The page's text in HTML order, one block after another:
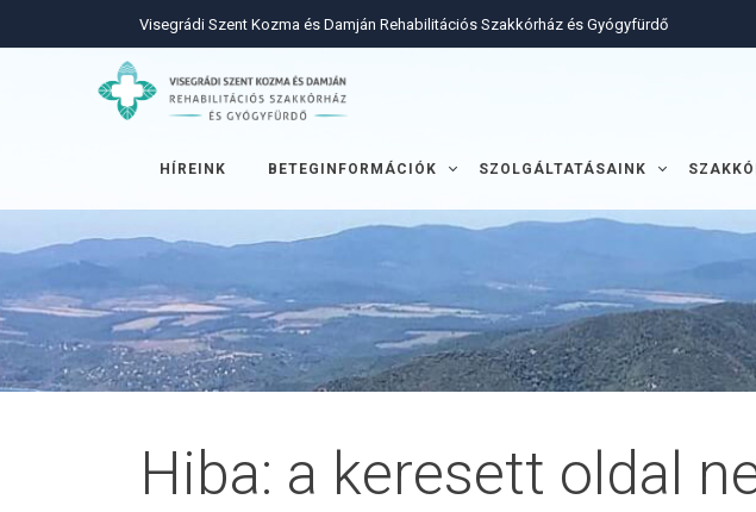
Visegrádi Szent Kozma és Damján Rehabilitációs Szakkórház és Gyógyfürdő
HÍREINK BETEGINFORMÁCIÓK SZOLGÁLTATÁSAINK
Hiba: a keresett oldal